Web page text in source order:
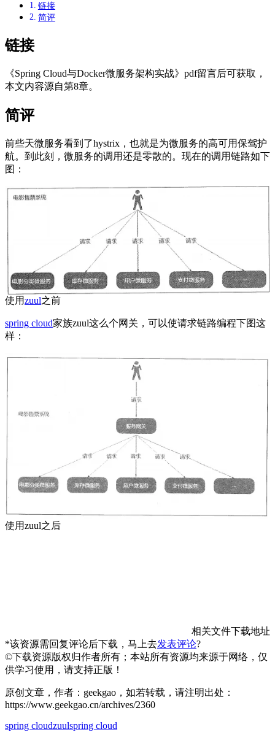
链接
简评
链接
《Spring Cloud与Docker微服务架构实战》pdf留言后可获取，
本文内容源自第8章。
简评
前些天微服务看到了hystrix，也就是为微服务的高可用保驾护
航。到此刻，微服务的调用还是零散的。现在的调用链路如下
图：
使用zuul之前
spring cloud家族zuul这么个网关，可以使请求链路编程下图这
样：
使用zuul之后
相关文件下载地址
*该资源需回复评论后下载，马上去发表评论?
©下载资源版权归作者所有；本站所有资源均来源于网络，仅
供学习使用，请支持正版！
原创文章，作者：geekgao，如若转载，请注明出处：
https://www.geekgao.cn/archives/2360
spring cloudzuulspring cloud